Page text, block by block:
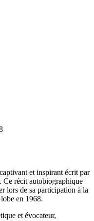
et inspirant écrit par
Ce récit autobiographique
lors de sa participation à la
en 1968.
et évocateur,